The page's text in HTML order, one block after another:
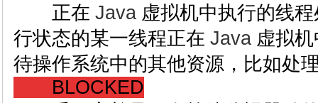
正在 Java 虚拟机中执行的线
行状态的某一线程正在 Java 虚拟
待操作系统中的其他资源，比如处
BLOCKED